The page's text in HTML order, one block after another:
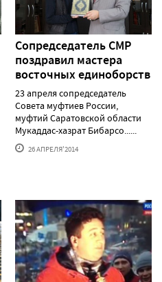
Сопредседатель СМР
поздравил мастера
восточных единоборств
23 апреля сопредседатель
Совета муфтиев России,
муфтий Саратовской области
Мукаддас-хазрат Бибарсо......
26 АПРЕЛЯ'2014